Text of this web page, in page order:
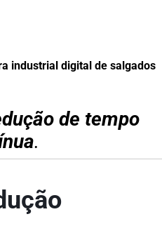
industrial digital de salgados
de tempo
.